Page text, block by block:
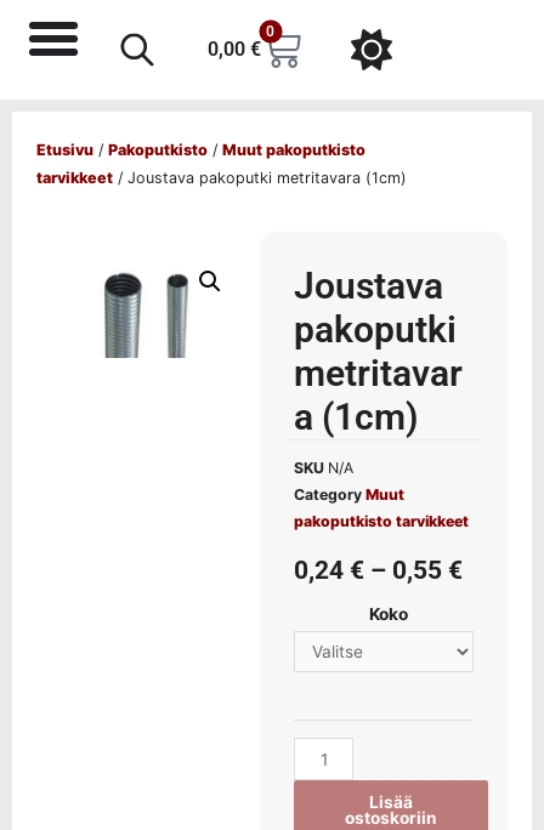
0,00 €
0
Etusivu / Pakoputkisto / Muut pakoputkisto
tarvikkeet / Joustava pakoputki metritavara (1cm)
Joustava
pakoputki
metritavar
a (1cm)
SKU N/A
Category Muut
pakoputkisto tarvikkeet
0,24 € – 0,55 €
Koko
Lisää
ostoskoriin